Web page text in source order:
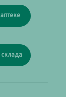
склада